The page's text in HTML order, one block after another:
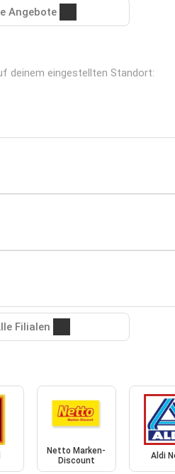
Angebote
deinem eingestellten Standort:
Filialen
Netto Marken-
Discount
Aldi